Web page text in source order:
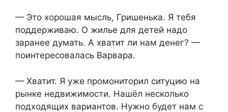
— Это хорошая мысль, Гришенька. Я тебя
поддерживаю. О жилье для детей надо
заранее думать. А хватит ли нам денег? —
поинтересовалась Варвара.
— Хватит. Я уже промониторил ситуцию на
рынке недвижимости. Нашёл несколько
подходящих вариантов. Нужно будет нам с